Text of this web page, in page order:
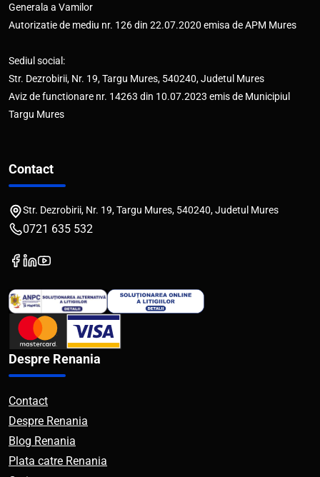
Generala a Vamilor
Autorizatie de mediu nr. 126 din 22.07.2020 emisa de APM Mures
Sediul social:
Str. Dezrobirii, Nr. 19, Targu Mures, 540240, Judetul Mures
Aviz de functionare nr. 14263 din 10.07.2023 emis de Municipiul
Targu Mures
Contact
Str. Dezrobirii, Nr. 19, Targu Mures, 540240, Judetul Mures
0721 635 532
Despre Renania
Contact
Despre Renania
Blog Renania
Plata catre Renania